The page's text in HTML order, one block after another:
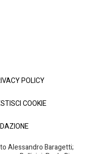
POLICY
COOKIE
Alessandro Baragetti;